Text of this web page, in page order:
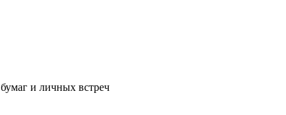
и личных встреч